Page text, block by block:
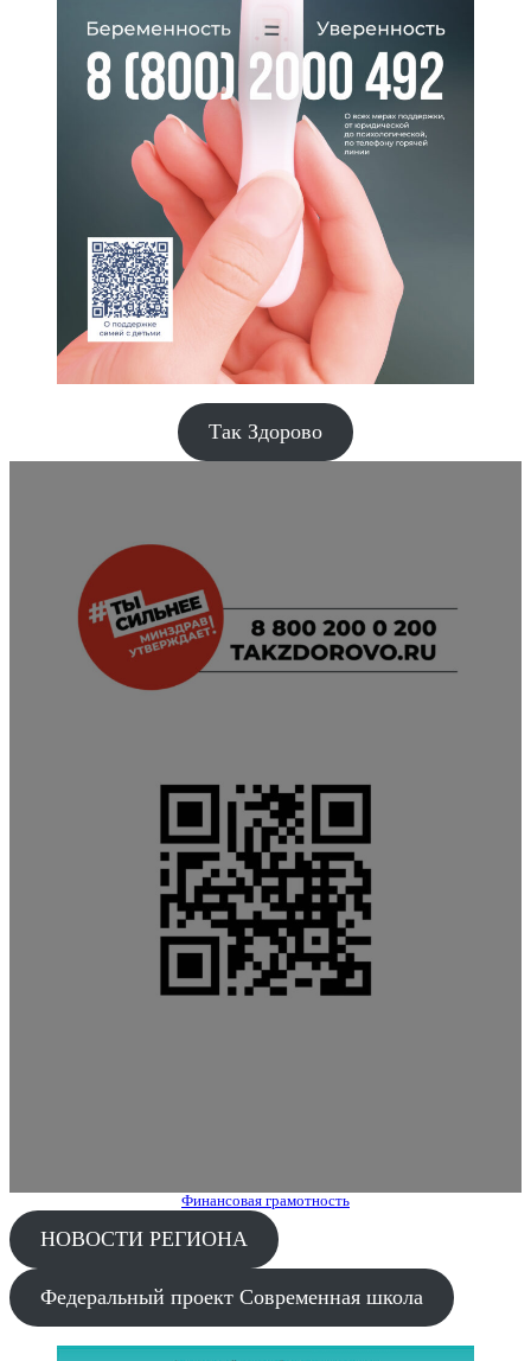
Так Здорово
Финансовая грамотность
НОВОСТИ РЕГИОНА
Федеральный проект Современная школа